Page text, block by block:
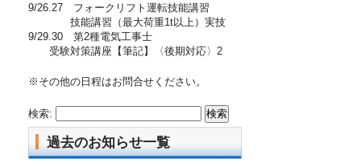
9/26.27 フォークリフト運転技能講習
技能講習（最大荷重1t以上）実技
9/29.30 第2種電気工事士
受験対策講座【筆記】〈後期対応〉2
※その他の日程はお問合せください。
検索:
過去のお知らせ一覧